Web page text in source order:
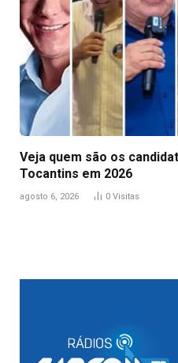
Veja quem são os
Tocantins em 2026
agosto 6, 2026 0 Visitas